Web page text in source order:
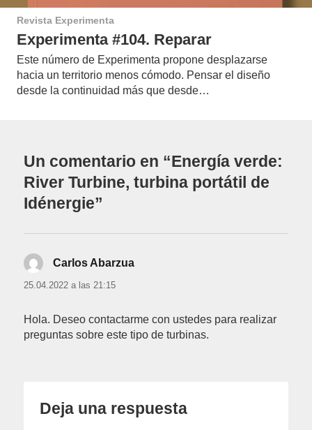
Revista Experimenta
Experimenta #104. Reparar
Este número de Experimenta propone desplazarse
hacia un territorio menos cómodo. Pensar el diseño
desde la continuidad más que desde…
Un comentario en “Energía verde:
River Turbine, turbina portátil de
Idénergie”
Carlos Abarzua
25.04.2022 a las 21:15
Hola. Deseo contactarme con ustedes para realizar
preguntas sobre este tipo de turbinas.
Deja una respuesta